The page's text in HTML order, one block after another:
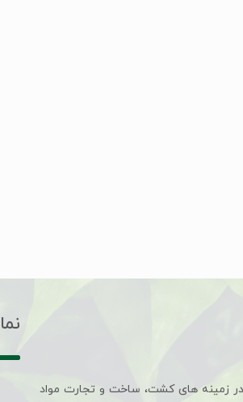
زمینه های کشت، ساخت و تجارت مواد